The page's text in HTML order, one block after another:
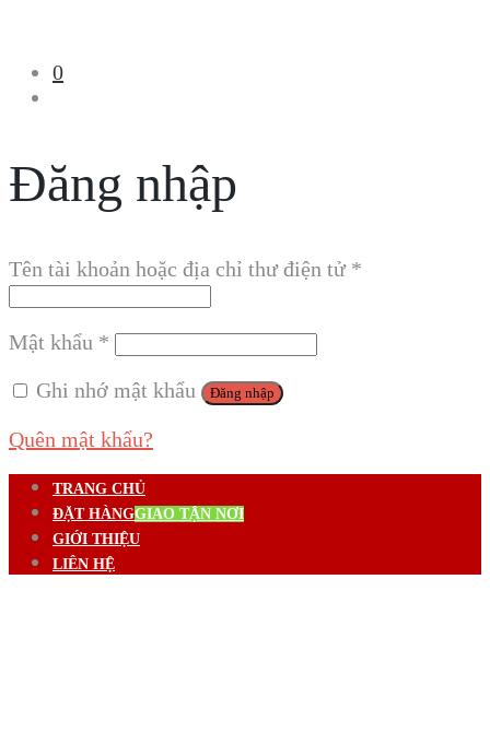
0
Đăng nhập
Tên tài khoản hoặc địa chỉ thư điện tử *
Mật khẩu *
Ghi nhớ mật khẩu
Đăng nhập
Quên mật khẩu?
TRANG CHỦ
ĐẶT HÀNGGIAO TẬN NƠI
GIỚI THIỆU
LIÊN HỆ